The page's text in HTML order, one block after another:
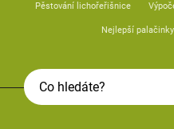
Pěstování lichořeřišnice
Nejlepší palačinky